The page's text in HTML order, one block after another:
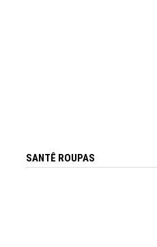
SANTÊ ROUPAS